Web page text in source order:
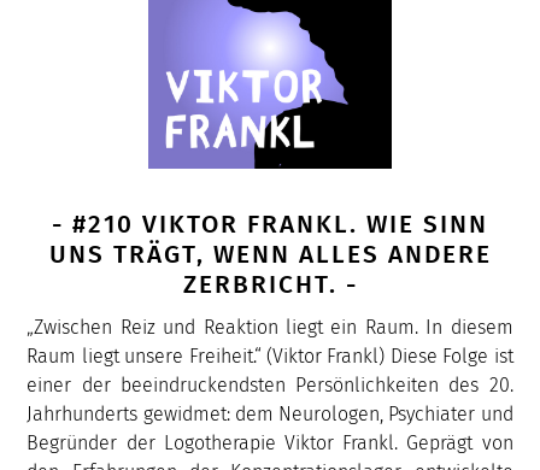
- #210 VIKTOR FRANKL. WIE SINN
UNS TRÄGT, WENN ALLES ANDERE
ZERBRICHT. -
„Zwischen Reiz und Reaktion liegt ein Raum. In diesem
Raum liegt unsere Freiheit.“ (Viktor Frankl) Diese Folge ist
einer der beeindruckendsten Persönlichkeiten des 20.
Jahrhunderts gewidmet: dem Neurologen, Psychiater und
Begründer der Logotherapie Viktor Frankl. Geprägt von